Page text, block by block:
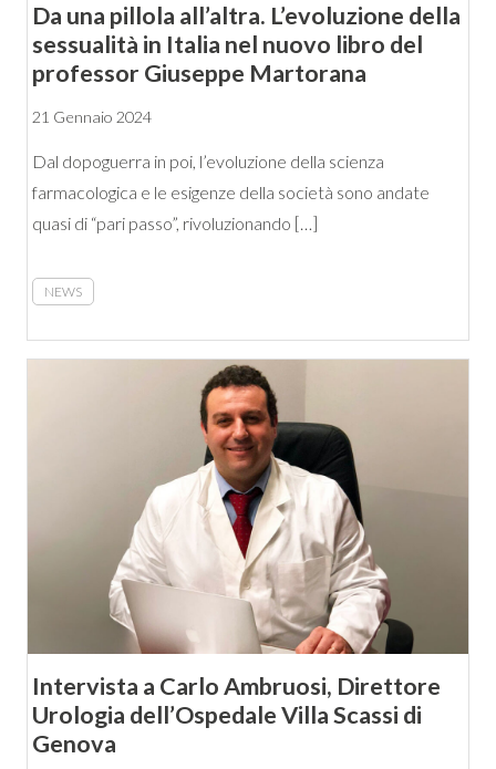
Da una pillola all’altra. L’evoluzione della
sessualità in Italia nel nuovo libro del
professor Giuseppe Martorana
21 Gennaio 2024
Dal dopoguerra in poi, l’evoluzione della scienza
farmacologica e le esigenze della società sono andate
quasi di “pari passo”, rivoluzionando […]
NEWS
Intervista a Carlo Ambruosi, Direttore
Urologia dell’Ospedale Villa Scassi di
Genova